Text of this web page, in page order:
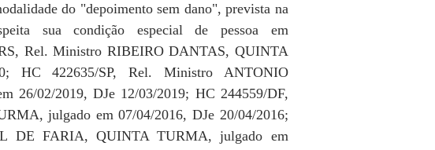
do "depoimento sem dano", prevista na
sua condição especial de pessoa em
Rel. Ministro RIBEIRO DANTAS, QUINTA
HC 422635/SP, Rel. Ministro ANTONIO
26/02/2019, DJe 12/03/2019; HC 244559/DF,
julgado em 07/04/2016, DJe 20/04/2016;
DE FARIA, QUINTA TURMA, julgado em